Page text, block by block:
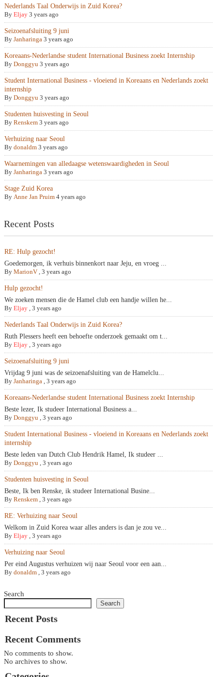
Nederlands Taal Onderwijs in Zuid Korea?
By Eljay 3 years ago
Seizoenafsluiting 9 juni
By Janharinga 3 years ago
Koreaans-Nederlandse student International Business zoekt Internship
By Donggyu 3 years ago
Student International Business - vloeiend in Koreaans en Nederlands zoekt
internship
By Donggyu 3 years ago
Studenten huisvesting in Seoul
By Renskem 3 years ago
Verhuizing naar Seoul
By donaldm 3 years ago
Waarnemingen van alledaagse wetenswaardigheden in Seoul
By Janharinga 3 years ago
Stage Zuid Korea
By Anne Jan Pruim 4 years ago
Recent Posts
RE: Hulp gezocht!
Goedemorgen, ik verhuis binnenkort naar Jeju, en vroeg ...
By MarionV , 3 years ago
Hulp gezocht!
We zoeken mensen die de Hamel club een handje willen he...
By Eljay , 3 years ago
Nederlands Taal Onderwijs in Zuid Korea?
Ruth Plessers heeft een behoefte onderzoek gemaakt om t...
By Eljay , 3 years ago
Seizoenafsluiting 9 juni
Vrijdag 9 juni was de seizoenafsluiting van de Hamelclu...
By Janharinga , 3 years ago
Koreaans-Nederlandse student International Business zoekt Internship
Beste lezer, Ik studeer International Business a...
By Donggyu , 3 years ago
Student International Business - vloeiend in Koreaans en Nederlands zoekt
internship
Beste leden van Dutch Club Hendrik Hamel, Ik studeer ...
By Donggyu , 3 years ago
Studenten huisvesting in Seoul
Beste, Ik ben Renske, ik studeer International Busine...
By Renskem , 3 years ago
RE: Verhuizing naar Seoul
Welkom in Zuid Korea waar alles anders is dan je zou ve...
By Eljay , 3 years ago
Verhuizing naar Seoul
Per eind Augustus verhuizen wij naar Seoul voor een aan...
By donaldm , 3 years ago
Search
Search
Recent Posts
Recent Comments
No comments to show.
No archives to show.